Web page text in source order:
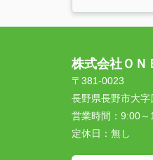
株式会社ＯＮ
〒381-0023
長野県長野市大
営業時間： 9:00～
定休日： 無し